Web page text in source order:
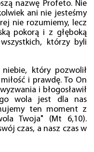
nazwę Profeto. Nie
ani nie jesteśmy
nie rozumiemy, lecz
pokorą i z głęboką
którzy byli
który pozwolił
i prawdę. To On
i błogosławił
wola jest dla nas
ten moment z
Twoja" (Mt 6,10).
czas, a nasz czas w